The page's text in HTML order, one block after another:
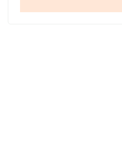
en el ranking nacional pasando